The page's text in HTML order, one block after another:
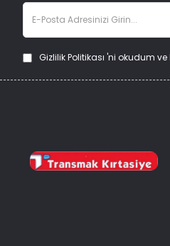
Gizlilik Politikası 'ni okudum